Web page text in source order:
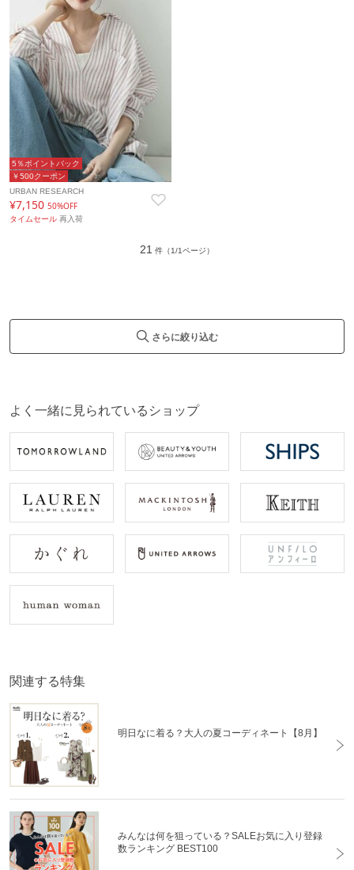
￥500クーポン
5％ポイントバック
URBAN RESEARCH
¥7,150 50%OFF
タイムセール 再入荷
21 件（1/1ページ）
さらに絞り込む
よく一緒に見られているショップ
関連する特集
明日なに着る？大人の夏コーディネート【8月】
みんなは何を狙っている？SALEお気に入り登録
数ランキング BEST100